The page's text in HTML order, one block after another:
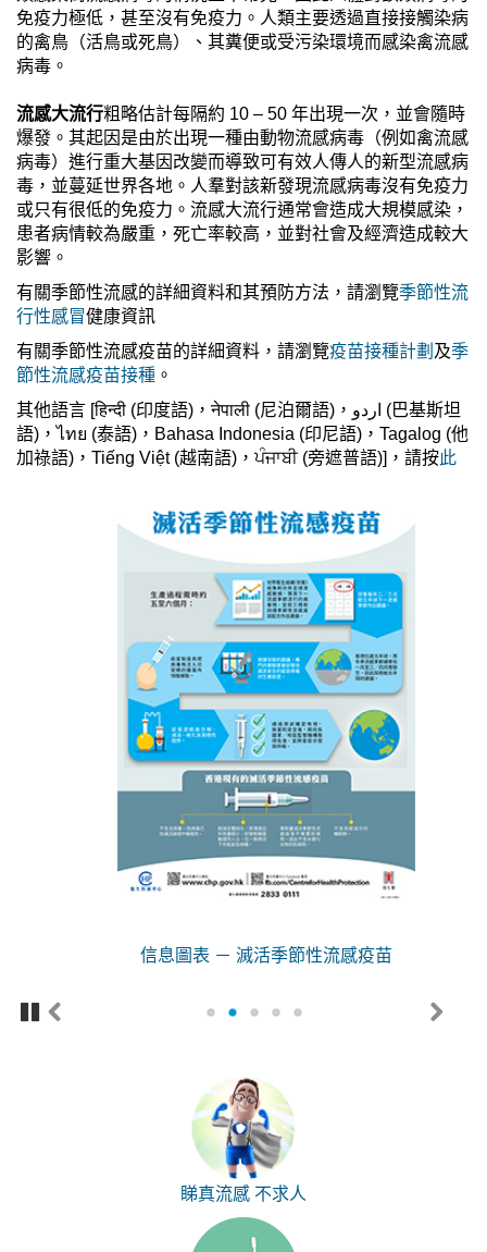
免疫力極低，甚至沒有免疫力。人類主要透過直接接觸染病
的禽鳥（活鳥或死鳥）、其糞便或受污染環境而感染禽流感
病毒。
流感大流行粗略估計每隔約 10 – 50 年出現一次，並會隨時
爆發。其起因是由於出現一種由動物流感病毒（例如禽流感
病毒）進行重大基因改變而導致可有效人傳人的新型流感病
毒，並蔓延世界各地。人羣對該新發現流感病毒沒有免疫力
或只有很低的免疫力。流感大流行通常會造成大規模感染，
患者病情較為嚴重，死亡率較高，並對社會及經濟造成較大
影響。
有關季節性流感的詳細資料和其預防方法，請瀏覽季節性流
行性感冒健康資訊
有關季節性流感疫苗的詳細資料，請瀏覽疫苗接種計劃 及季
節性流感疫苗接種 。
其他語言 [हिन्दी (印度語)，नेपाली (尼泊爾語
)，اردو (巴基斯坦
語)，ไทย (泰語)，Bahasa Indonesia (印尼語)，Tagalog (他
加祿語)，Tiếng Việt (越南語)，ਪੰਜਾਬੀ (旁遮普語)]，請按此
信息圖表 － 滅活季節性流感疫苗
睇真流感 不求人